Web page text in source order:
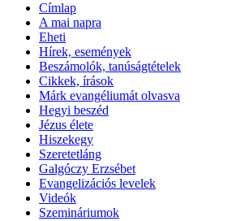
Címlap
A mai napra
Eheti
Hírek, események
Beszámolók, tanúságtételek
Cikkek, írások
Márk evangéliumát olvasva
Hegyi beszéd
Jézus élete
Hiszekegy
Szeretetláng
Galgóczy Erzsébet
Evangelizációs levelek
Videók
Szemináriumok